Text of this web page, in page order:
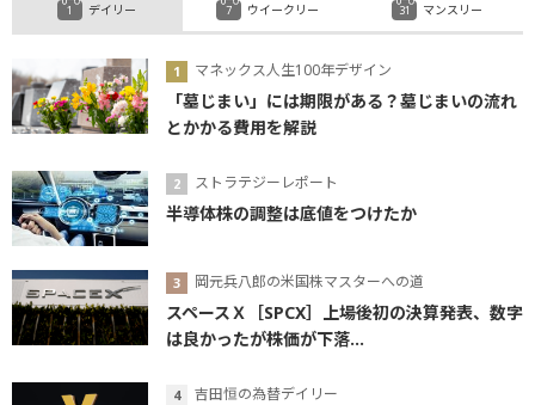
デイリー
マネックス人生100年デザイン
「墓じまい」には期限がある？墓じまいの流れ
とかかる費用を解説
ストラテジーレポート
半導体株の調整は底値をつけたか
岡元兵八郎の米国株マスターへの道
スペースＸ［SPCX］上場後初の決算発表、数字
は良かったが株価が下落...
吉田恒の為替デイリー
ウイークリー マンスリー